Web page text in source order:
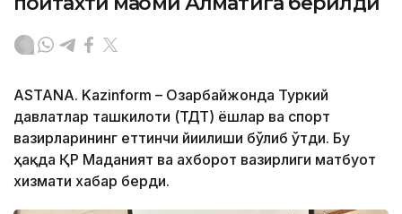
ASTANA. Kazinform – Озарбайжонда Туркий
давлатлар ташкилоти (ТДТ) ёшлар ва спорт
вазирларининг еттинчи йиғилиши бўлиб ўтди. Бу
ҳақда ҚР Маданият ва ахборот вазирлиги матбуот
хизмати хабар берди.